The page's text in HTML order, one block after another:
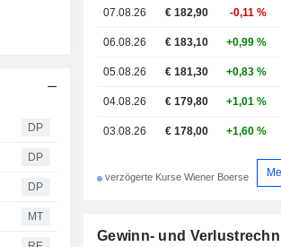
DP
DP
DP
MT
07.08.26 € 182,90 -0,11 %
06.08.26 € 183,10 +0,99 %
05.08.26 € 181,30 +0,83 %
04.08.26 € 179,80 +1,01 %
03.08.26 € 178,00 +1,60 %
verzögerte Kurse Wiener Boerse
Gewinn- und